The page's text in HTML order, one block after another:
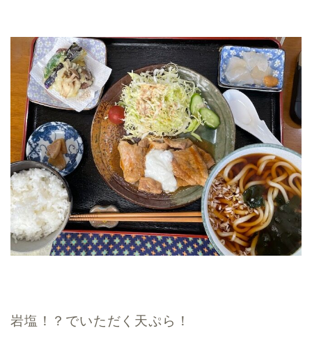
岩塩！？でいただく天ぷら！